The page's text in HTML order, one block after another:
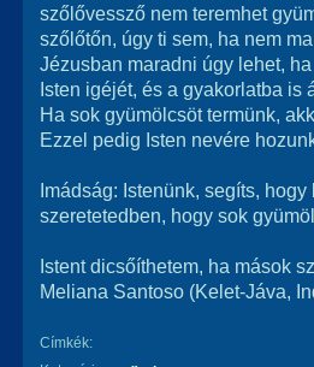
szőlővessző nem teremhet
szőlőtőn, úgy ti sem, ha nem
Jézusban maradni úgy lehet,
Isten igéjét, és a gyakorlatba is
Ha sok gyümölcsöt termünk,
Ezzel pedig Isten nevére
Imádság: Istenünk, segíts,
szeretetedben, hogy sok
Istent dicsőíthetem, ha mások
Meliana Santoso (Kelet-Jáva,
Címkék: